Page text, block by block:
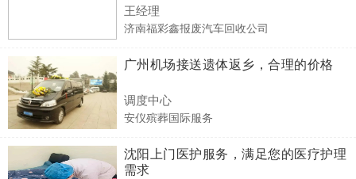
王经理
济南福彩鑫报废汽车回收公司
广州机场接送遗体返乡，合理的价格
调度中心
安仪殡葬国际服务
沈阳上门医护服务，满足您的医疗护理
需求